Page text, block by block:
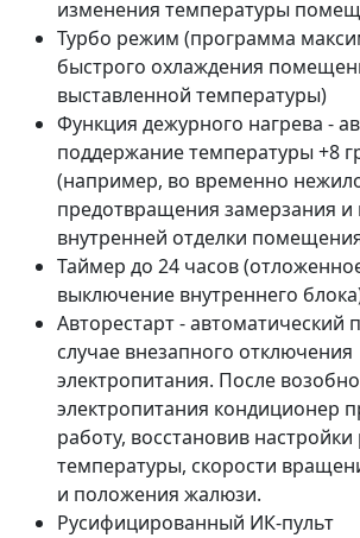
изменения температуры
Турбо режим (программа
быстрого охлаждения
выставленной температуры)
Функция дежурного нагрева -
поддержание температуры +8
(например, во временно
предотвращения замерзания и
внутренней отделки
Таймер до 24 часов
выключение внутреннего
Авторестарт - автоматический
случае внезапного отключения
электропитания. После
электропитания кондиционер
работу, восстановив
температуры, скорости
и положения жалюзи.
Русифицированный ИК-пульт